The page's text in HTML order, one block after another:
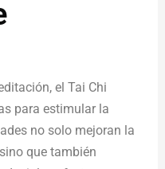
el Tai Chi
para estimular la
no solo mejoran la
que también